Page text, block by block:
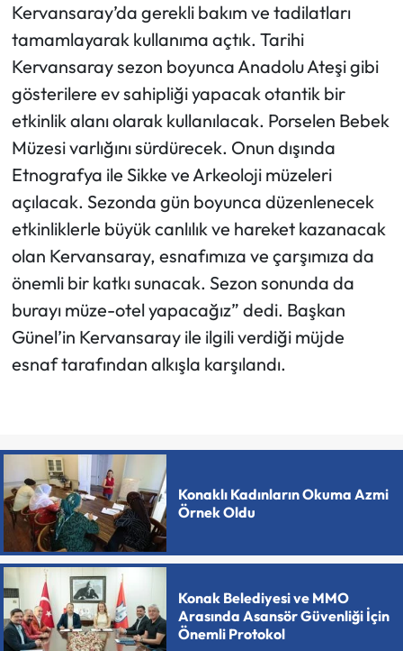
Kervansaray’da gerekli bakım ve tadilatları
tamamlayarak kullanıma açtık. Tarihi
Kervansaray sezon boyunca Anadolu Ateşi gibi
gösterilere ev sahipliği yapacak otantik bir
etkinlik alanı olarak kullanılacak. Porselen Bebek
Müzesi varlığını sürdürecek. Onun dışında
Etnografya ile Sikke ve Arkeoloji müzeleri
açılacak. Sezonda gün boyunca düzenlenecek
etkinliklerle büyük canlılık ve hareket kazanacak
olan Kervansaray, esnafımıza ve çarşımıza da
önemli bir katkı sunacak. Sezon sonunda da
burayı müze-otel yapacağız” dedi. Başkan
Günel’in Kervansaray ile ilgili verdiği müjde
esnaf tarafından alkışla karşılandı.
Konaklı Kadınların Okuma Azmi
Örnek Oldu
Konak Belediyesi ve MMO
Arasında Asansör Güvenliği İçin
Önemli Protokol